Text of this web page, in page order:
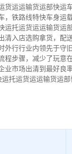
货运运输货运部快运
，铁路线特快车身运
运托运货运运输货运
入店选购拿货，配
行行业内领先于守
步骤，减少了玩意
业市场出清到最好良
托运货运运输货运